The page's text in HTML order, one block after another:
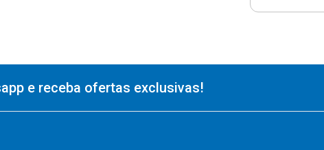
e receba ofertas exclusivas!